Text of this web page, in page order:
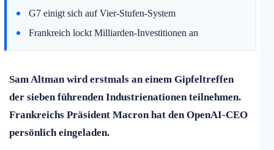
G7 einigt sich auf Vier-Stufen-System
Frankreich lockt Milliarden-Investitionen an
Sam Altman wird erstmals an einem Gipfeltreffen
der sieben führenden Industrienationen teilnehmen.
Frankreichs Präsident Macron hat den OpenAI-CEO
persönlich eingeladen.